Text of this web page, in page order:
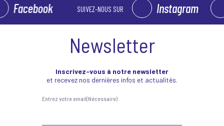
Facebook SUIVEZ-NOUS SUR Instagram
Newsletter
Inscrivez-vous à notre newsletter
et recevez nos dernières infos et actualités.
Entrez votre email(Nécessaire)